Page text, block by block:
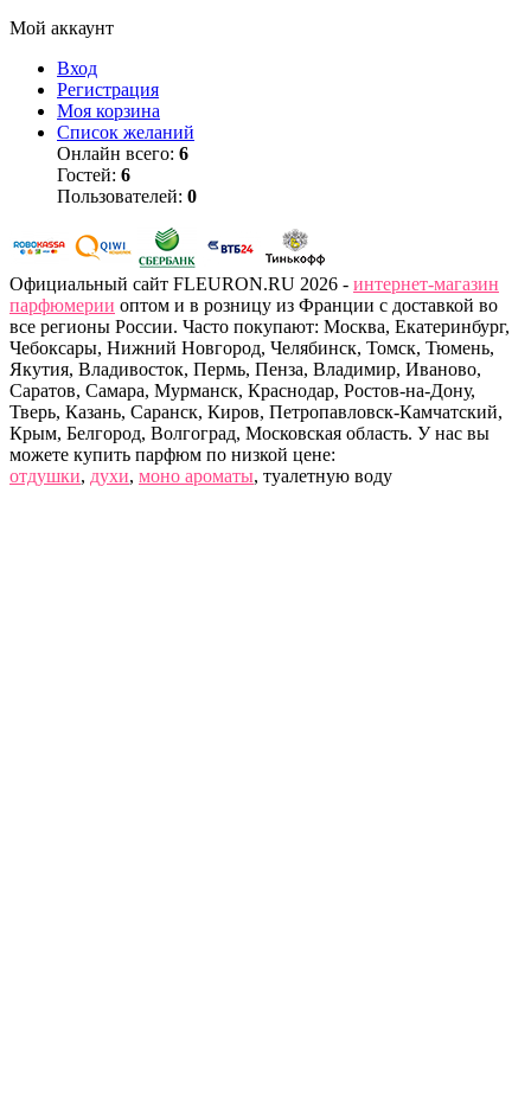
Мой аккаунт
Вход
Регистрация
Моя корзина
Список желаний
Онлайн всего: 6
Гостей: 6
Пользователей: 0
Официальный сайт FLEURON.RU 2026 - интернет-магазин
парфюмерии оптом и в розницу из Франции с доставкой во
все регионы России. Часто покупают: Москва, Екатеринбург,
Чебоксары, Нижний Новгород, Челябинск, Томск, Тюмень,
Якутия, Владивосток, Пермь, Пенза, Владимир, Иваново,
Саратов, Самара, Мурманск, Краснодар, Ростов-на-Дону,
Тверь, Казань, Саранск, Киров, Петропавловск-Камчатский,
Крым, Белгород, Волгоград, Московская область. У нас вы
можете купить парфюм по низкой цене:
отдушки, духи, моно ароматы, туалетную воду